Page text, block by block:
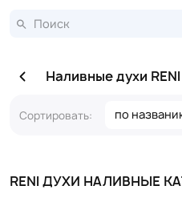
Наливные духи
Сортировать: по
RENI ДУХИ НАЛИВНЫЕ